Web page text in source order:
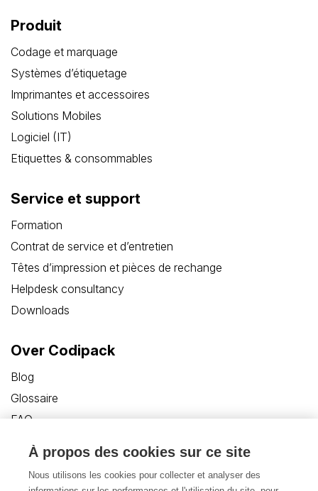
Produit
Codage et marquage
Systèmes d’étiquetage
Imprimantes et accessoires
Solutions Mobiles
Logiciel (IT)
Etiquettes & consommables
Service et support
Formation
Contrat de service et d’entretien
Têtes d’impression et pièces de rechange
Helpdesk consultancy
Downloads
Over Codipack
Blog
Glossaire
FAQ
Contact
À propos des cookies sur ce site
Nous utilisons les cookies pour collecter et analyser des